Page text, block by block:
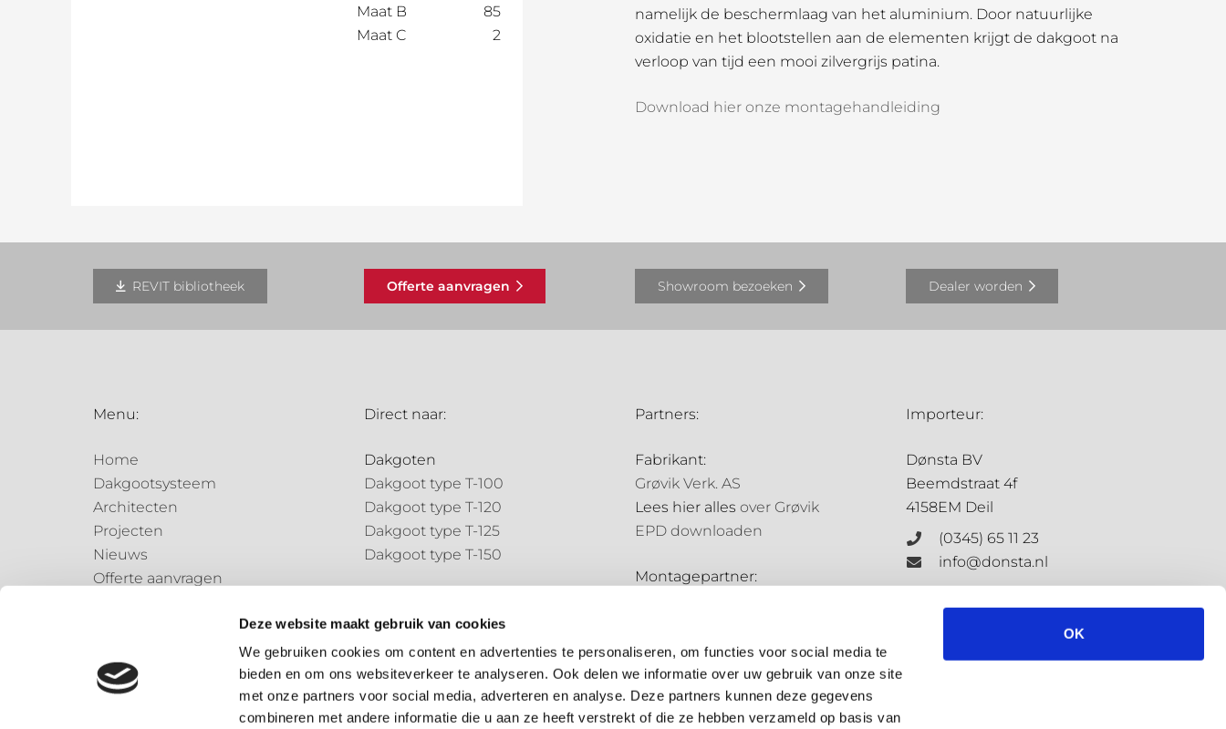
Deze website maakt gebruik van cookies
We gebruiken cookies om content en advertenties te personaliseren, om functies voor social media te
bieden en om ons websiteverkeer te analyseren. Ook delen we informatie over uw gebruik van onze site
met onze partners voor social media, adverteren en analyse. Deze partners kunnen deze gegevens
combineren met andere informatie die u aan ze heeft verstrekt of die ze hebben verzameld op basis van
OK
Maat B
85
Maat C
2
namelijk de beschermlaag van het aluminium. Door natuurlijke
oxidatie en het blootstellen aan de elementen krijgt de dakgoot na
verloop van tijd een mooi zilvergrijs patina.
Download hier onze montagehandleiding
REVIT bibliotheek Offerte aanvragen Showroom bezoeken Dealer worden
Menu:
Home
Dakgootsysteem
Architecten
Projecten
Nieuws
Offerte aanvragen
Direct naar:
Dakgoten
Dakgoot type T-100
Dakgoot type T-120
Dakgoot type T-125
Dakgoot type T-150
Regenpijp type N-70
Regenpijp type N-85
Speciale onderdelen
Speciale onderdelen
Partners:
Fabrikant:
Grøvik Verk. AS
Lees hier alles over Grøvik
EPD downloaden
Montagepartner:
Distributiepartners:
Bouwmarkt NL
Hubo
Importeur:
Dønsta BV
Beemdstraat 4f
4158EM Deil
(0345) 65 11 23
info@donsta.nl
Contactformulier